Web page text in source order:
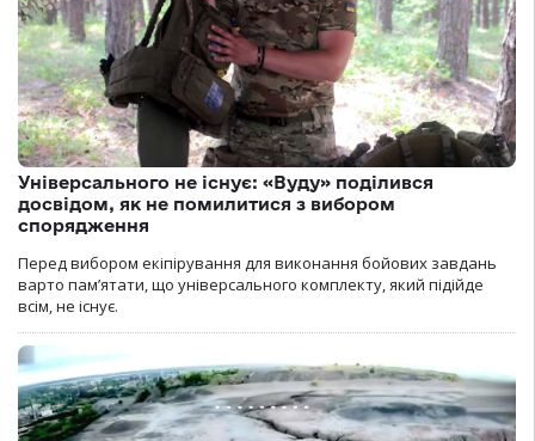
Універсального не існує: «Вуду» поділився
досвідом, як не помилитися з вибором
спорядження
Перед вибором екіпірування для виконання бойових завдань
варто пам’ятати, що універсального комплекту, який підійде
всім, не існує.